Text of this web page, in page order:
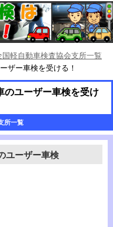
軽自動車検査協会支所一覧
ザー車検を受ける！
のユーザー車検を受け
所一覧
ユーザー車検